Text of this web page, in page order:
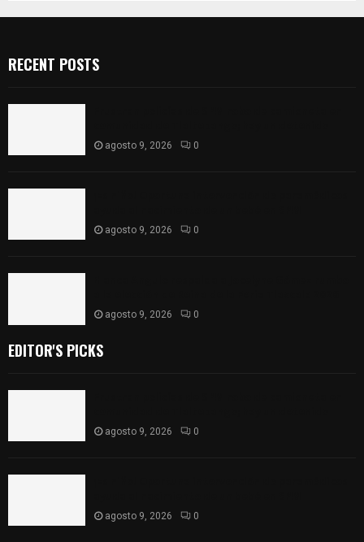
RECENT POSTS
agosto 9, 2026 0
agosto 9, 2026 0
agosto 9, 2026 0
EDITOR'S PICKS
agosto 9, 2026 0
agosto 9, 2026 0